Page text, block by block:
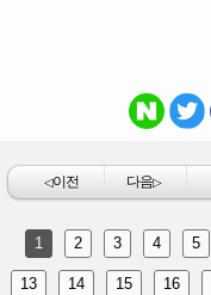
◁이전 다음▷
1 2 3 4 5
13 14 15 16